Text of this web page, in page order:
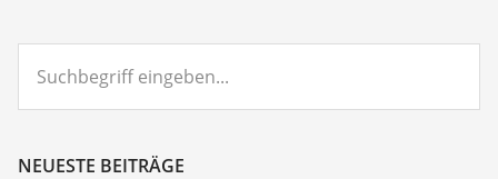
eingeben...
NEUESTE BEITRÄGE